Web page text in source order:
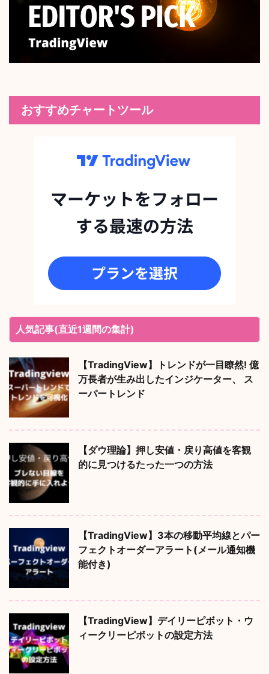
おすすめチャートツール
人気記事(直近1週間の集計)
【TradingView】トレンドが一目瞭然! 億
万長者が生み出したインジケーター、 ス
ーパートレンド
【ダウ理論】押し安値・戻り高値を客観
的に見つけるたった一つの方法
【TradingView】3本の移動平均線とパー
フェクトオーダーアラート(メール通知機
能付き)
【TradingView】デイリーピボット・ウ
ィークリーピボットの設定方法